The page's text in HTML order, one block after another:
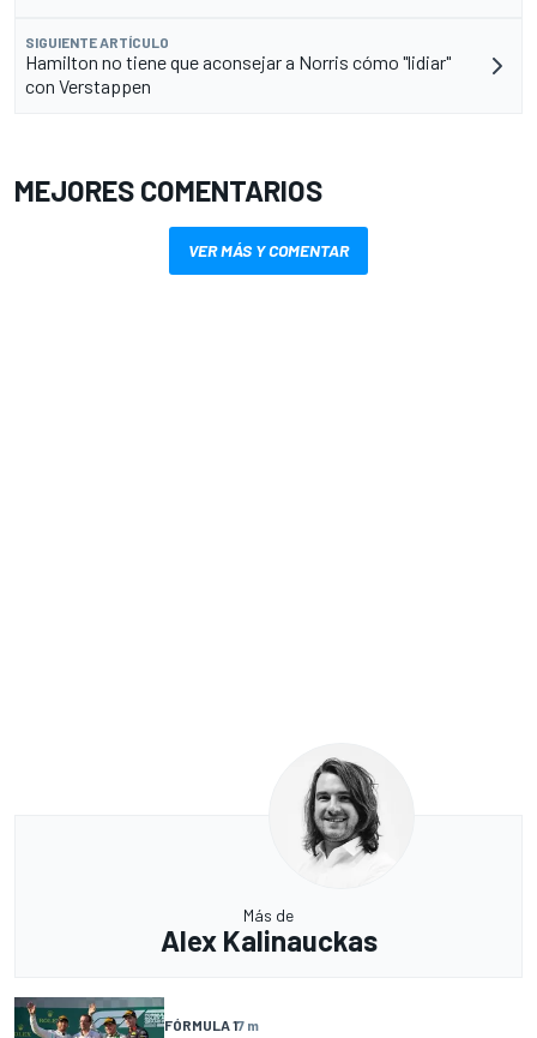
SIGUIENTE ARTÍCULO
Hamilton no tiene que aconsejar a Norris cómo "lidiar"
con Verstappen
MEJORES COMENTARIOS
VER MÁS Y COMENTAR
Más de
Alex Kalinauckas
FÓRMULA 17 m